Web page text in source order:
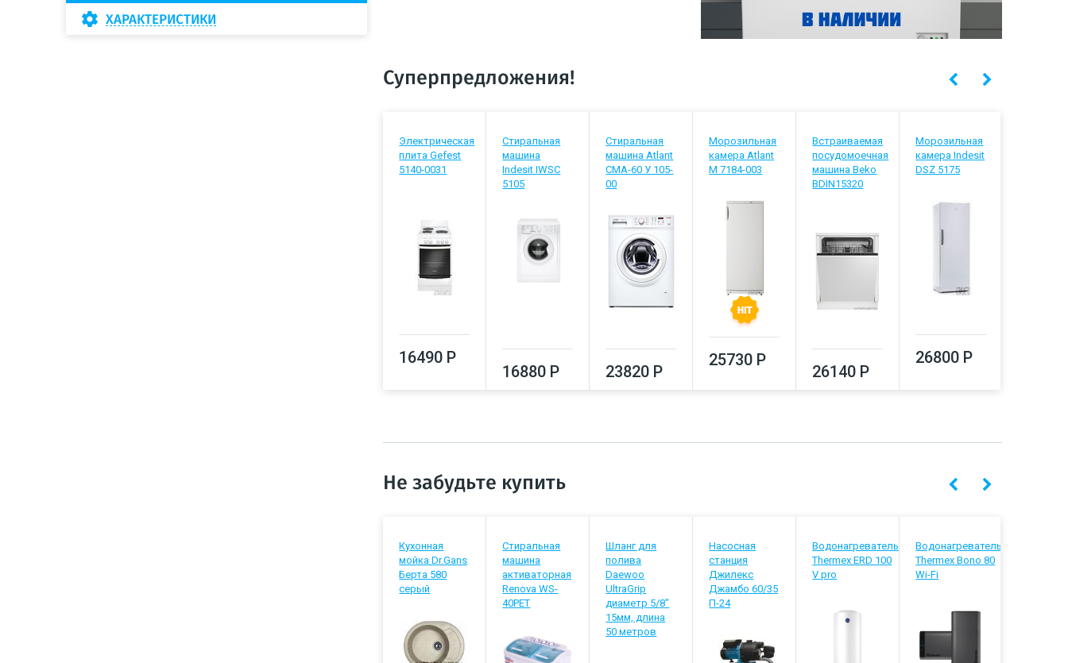
ХАРАКТЕРИСТИКИ
Суперпредложения!
Электрическая
плита Gefest
5140-0031
16490 Р
Стиральная
машина
Indesit IWSC
5105
16880 Р
Стиральная
машина Atlant
СМА-60 У 105-
00
23820 Р
Морозильная
камера Atlant
М 7184-003
25730 Р
Встраиваемая
посудомоечная
машина Beko
BDIN15320
26140 Р
Морозильная
камера Indesit
DSZ 5175
26800 Р
Не забудьте купить
Кухонная
мойка Dr.Gans
Берта 580
серый
Стиральная
машина
активаторная
Renova WS-
40PET
Шланг для
полива
Daewoo
UltraGrip
диаметр 5/8"
15мм, длина
50 метров
Насосная
станция
Джилекс
Джамбо 60/35
П-24
Водонагреватель
Thermex ERD 100
V pro
Водонагреватель
Thermex Bono 80
Wi-Fi